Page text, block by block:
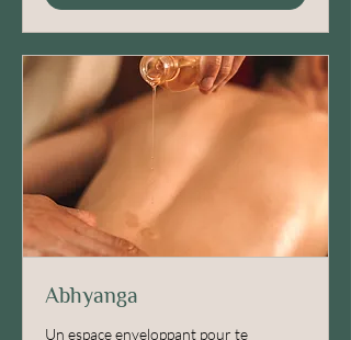
Abhyanga
Un espace enveloppant pour te